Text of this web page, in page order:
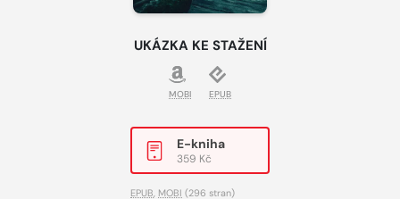
UKÁZKA KE STAŽENÍ
MOBI EPUB
E-kniha
359 Kč
EPUB, MOBI (296 stran)